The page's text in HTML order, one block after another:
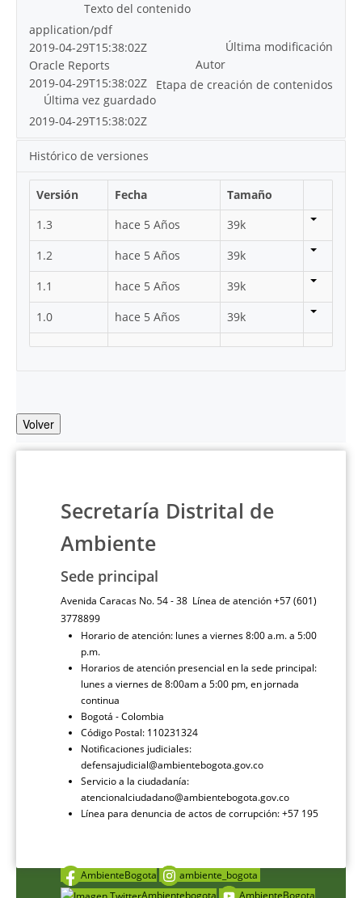
Texto del contenido
application/pdf
Última modificación
2019-04-29T15:38:02Z
Autor
Oracle Reports
Etapa de creación de contenidos
2019-04-29T15:38:02Z
Última vez guardado
2019-04-29T15:38:02Z
Histórico de versiones
Versión Fecha
Tamaño
1.3
hace 5 Años
39k
1.2
hace 5 Años
39k
1.1
hace 5 Años
39k
1.0
hace 5 Años 39k
Volver
Secretaría Distrital de
Ambiente
Sede principal
Avenida Caracas No. 54 - 38 Línea de atención +57 (601)
3778899
Horario de atención: lunes a viernes 8:00 a.m. a 5:00
p.m.
Horarios de atención presencial en la sede principal:
lunes a viernes de 8:00am a 5:00 pm, en jornada
continua
Bogotá - Colombia
Código Postal: 110231324
Notificaciones judiciales:
defensajudicial@ambientebogota.gov.co
Servicio a la ciudadanía:
atencionalciudadano@ambientebogota.gov.co
Línea para denuncia de actos de corrupción: +57 195
AmbienteBogota
ambiente_bogota
Ambientebogota
AmbienteBogota